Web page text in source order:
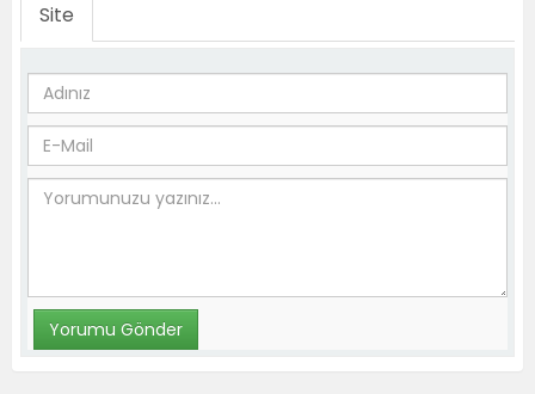
Site